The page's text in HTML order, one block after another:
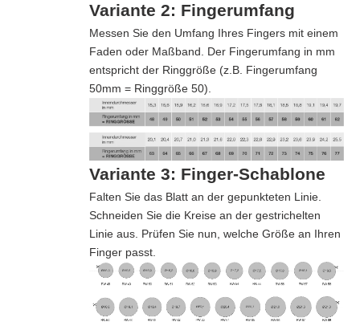
Variante 2: Fingerumfang
Messen Sie den Umfang Ihres Fingers mit einem
Faden oder Maßband. Der Fingerumfang in mm
entspricht der Ringgröße (z.B. Fingerumfang
50mm = Ringgröße 50).
Variante 3: Finger-Schablone
Falten Sie das Blatt an der gepunkteten Linie.
Schneiden Sie die Kreise an der gestrichelten
Linie aus. Prüfen Sie nun, welche Größe an Ihren
Finger passt.